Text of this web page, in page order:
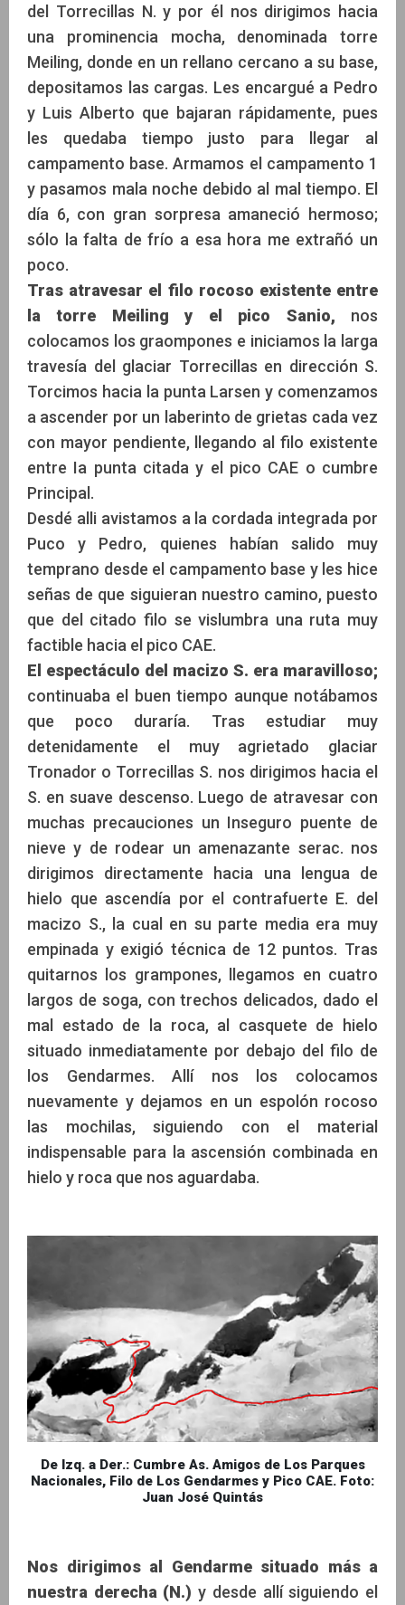
del Torrecillas N. y por él nos dirigimos hacia
una prominencia mocha, denominada torre
Meiling, donde en un rellano cercano a su base,
depositamos las cargas. Les encargué a Pedro
y Luis Alberto que bajaran rápidamente, pues
les quedaba tiempo justo para llegar al
campamento base. Armamos el campamento 1
y pasamos mala noche debido al mal tiempo. El
día 6, con gran sorpresa amaneció hermoso;
sólo la falta de frío a esa hora me extrañó un
poco.
Tras atravesar el filo rocoso existente entre
la torre Meiling y el pico Sanio, nos
colocamos los graompones e iniciamos la larga
travesía del glaciar Torrecillas en dirección S.
Torcimos hacia la punta Larsen y comenzamos
a ascender por un laberinto de grietas cada vez
con mayor pendiente, llegando al filo existente
entre Ia punta citada y el pico CAE o cumbre
Principal.
Desdé alli avistamos a la cordada integrada por
Puco y Pedro, quienes habían salido muy
temprano desde el campamento base y les hice
señas de que siguieran nuestro camino, puesto
que del citado filo se vislumbra una ruta muy
factible hacia el pico CAE.
El espectáculo del macizo S. era maravilloso;
continuaba el buen tiempo aunque notábamos
que poco duraría. Tras estudiar muy
detenidamente el muy agrietado glaciar
Tronador o Torrecillas S. nos dirigimos hacia el
S. en suave descenso. Luego de atravesar con
muchas precauciones un Inseguro puente de
nieve y de rodear un amenazante serac. nos
dirigimos directamente hacia una lengua de
hielo que ascendía por el contrafuerte E. del
macizo S., la cual en su parte media era muy
empinada y exigió técnica de 12 puntos. Tras
quitarnos los grampones, llegamos en cuatro
largos de soga, con trechos delicados, dado el
mal estado de la roca, al casquete de hielo
situado inmediatamente por debajo del filo de
los Gendarmes. Allí nos los colocamos
nuevamente y dejamos en un espolón rocoso
las mochilas, siguiendo con el material
indispensable para la ascensión combinada en
hielo y roca que nos aguardaba.
De Izq. a Der.: Cumbre As. Amigos de Los Parques
Nacionales, Filo de Los Gendarmes y Pico CAE. Foto:
Juan José Quintás
Nos dirigimos al Gendarme situado más a
nuestra derecha (N.) y desde allí siguiendo el